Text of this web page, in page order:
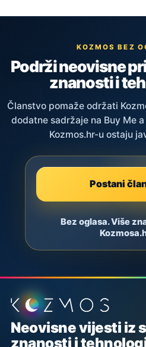
KOZMOS BEZ
Podrži neovisne
znanosti i
Članstvo pomaže održati
dodatne sadržaje na Buy Me
Kozmos.hr-u ostaju
Postani
Bez oglasa. Više
Podnožje stranice
Neovisne vijesti iz
znanosti i